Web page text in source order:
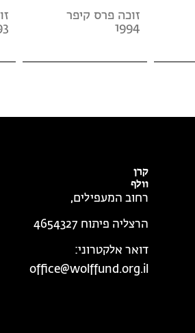
זוכה פרס קיפר
1994
קרן
וולף
רחוב המעפילים,
הרצליה פיתוח 4654327
דואר אלקטרוני:
office@wolffund.org.il